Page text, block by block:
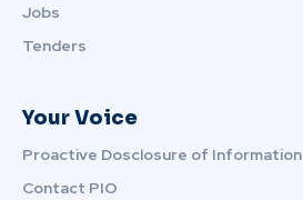
Jobs
Tenders
Your Voice
Proactive Dosclosure of Information
Contact PIO